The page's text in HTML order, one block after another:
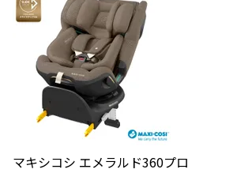
マキシコシ エメラルド360プロ